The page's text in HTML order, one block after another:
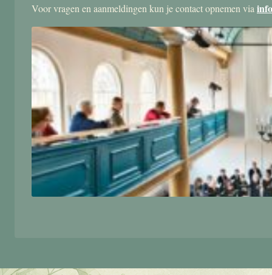
Voor vragen en aanmeldingen kun je contact opnemen via